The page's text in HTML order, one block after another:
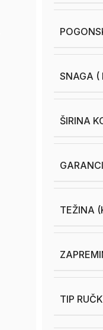
SNAGA (
ŠIRINA
TEŽINA
TIP